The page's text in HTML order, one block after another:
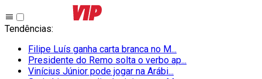
Tendências:
Filipe Luís ganha carta branca no M...
Presidente do Remo solta o verbo ap...
Vinícius Júnior pode jogar na Arábi...